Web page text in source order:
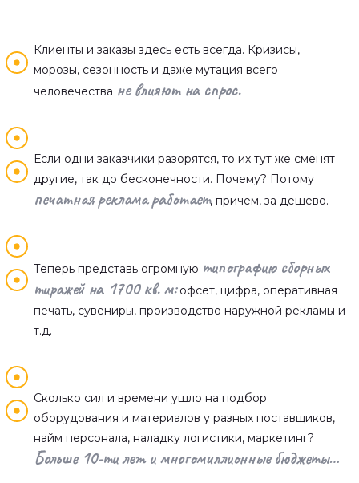
Клиенты и заказы здесь есть всегда. Кризисы,
морозы, сезонность и даже мутация всего
человечества не влияют на спрос.
Если одни заказчики разорятся, то их тут же сменят
другие, так до бесконечности. Почему? Потому
печатная реклама работает, причем, за дешево.
Теперь представь огромную типографию сборных
тиражей на 1700 кв. м:офсет, цифра, оперативная
печать, сувениры, производство наружной рекламы и
т.д.
Сколько сил и времени ушло на подбор
оборудования и материалов у разных поставщиков,
найм персонала, наладку логистики, маркетинг?
Больше 10-ти лет и многомиллионные бюджеты…